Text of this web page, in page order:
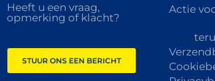
Heeft u een vraag,
opmerking of klacht?
STUUR ONS EEN BERICHT
Actie